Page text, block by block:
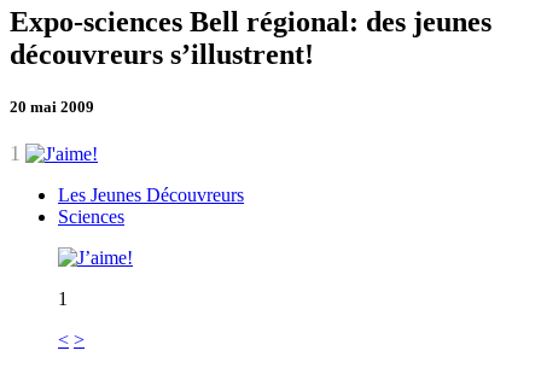
Expo-sciences Bell régional: des jeunes
découvreurs s’illustrent!
20 mai 2009
1
Les Jeunes Découvreurs
Sciences
1
< >